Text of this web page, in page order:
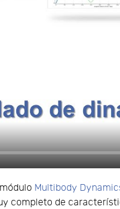
Multibody
completo de